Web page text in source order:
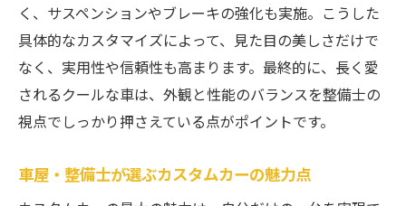
く、サスペンションやブレーキの強化も実施。こうした
具体的なカスタマイズによって、見た目の美しさだけで
なく、実用性や信頼性も高まります。最終的に、長く愛
されるクールな車は、外観と性能のバランスを整備士の
視点でしっかり押さえている点がポイントです。
車屋・整備士が選ぶカスタムカーの魅力点